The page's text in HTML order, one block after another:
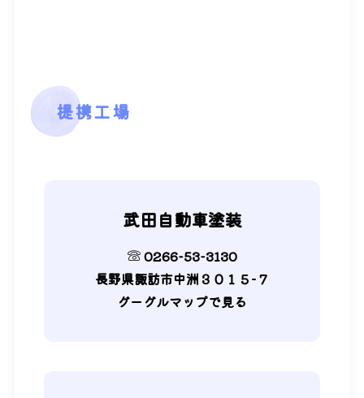
提携工場
武田自動車塗装
0266-53-3130
長野県諏訪市中洲３０１５−７
グーグルマップで見る